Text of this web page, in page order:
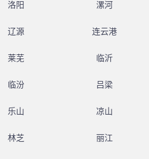
洛阳 漯河
辽源 连云港
莱芜 临沂
临汾 吕梁
乐山 凉山
林芝 丽江